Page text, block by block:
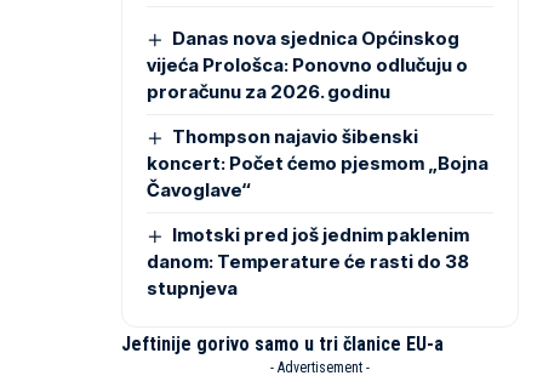
Danas nova sjednica Općinskog
vijeća Prološca: Ponovno odlučuju o
proračunu za 2026. godinu
Thompson najavio šibenski
koncert: Počet ćemo pjesmom „Bojna
Čavoglave“
Imotski pred još jednim paklenim
danom: Temperature će rasti do 38
stupnjeva
Jeftinije gorivo samo u tri članice EU-a
- Advertisement -